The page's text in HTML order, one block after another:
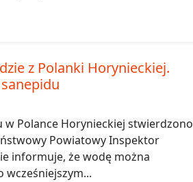
z Polanki Horynieckiej.
w Polance Horynieckiej stwierdzono
Powiatowy Inspektor
informuje, że wodę można
wcześniejszym...